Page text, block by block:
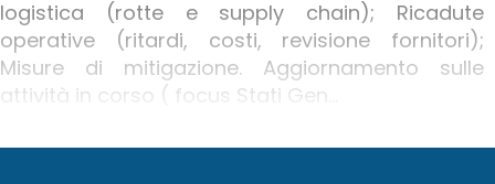
logistica (rotte e supply chain); Ricadute
operative (ritardi, costi, revisione fornitori);
Misure di mitigazione. Aggiornamento sulle
attività in corso ( focus Stati Gen...